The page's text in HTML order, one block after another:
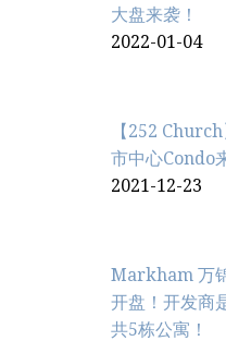
大盘来袭！
2022-01-04
【252
市中心Condo
2021-12-23
Markham 万
开盘！开发商
共5栋公寓！